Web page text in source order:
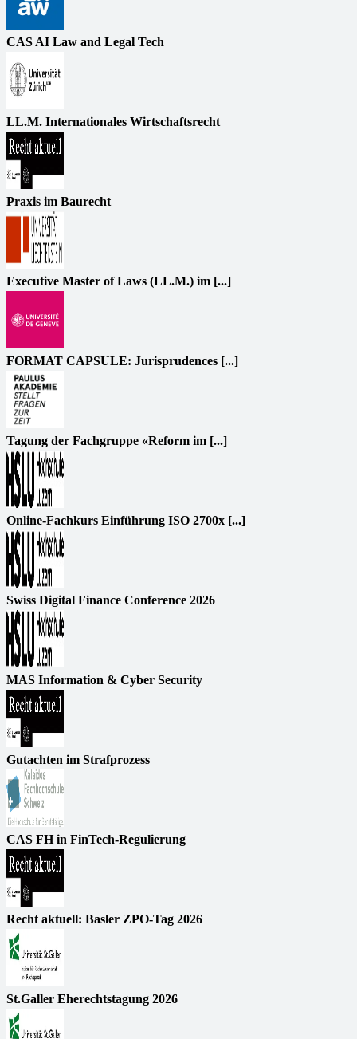
CAS AI Law and Legal Tech
LL.M. Internationales Wirtschaftsrecht
Praxis im Baurecht
Executive Master of Laws (LL.M.) im [...]
FORMAT CAPSULE: Jurisprudences [...]
Tagung der Fachgruppe «Reform im [...]
Online-Fachkurs Einführung ISO 2700x [...]
Swiss Digital Finance Conference 2026
MAS Information & Cyber Security
Gutachten im Strafprozess
CAS FH in FinTech-Regulierung
Recht aktuell: Basler ZPO-Tag 2026
St.Galler Eherechtstagung 2026